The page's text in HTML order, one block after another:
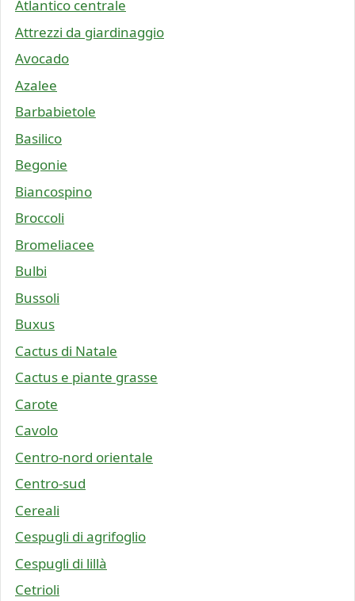
Atlantico centrale
Attrezzi da giardinaggio
Avocado
Azalee
Barbabietole
Basilico
Begonie
Biancospino
Broccoli
Bromeliacee
Bulbi
Bussoli
Buxus
Cactus di Natale
Cactus e piante grasse
Carote
Cavolo
Centro-nord orientale
Centro-sud
Cereali
Cespugli di agrifoglio
Cespugli di lillà
Cetrioli